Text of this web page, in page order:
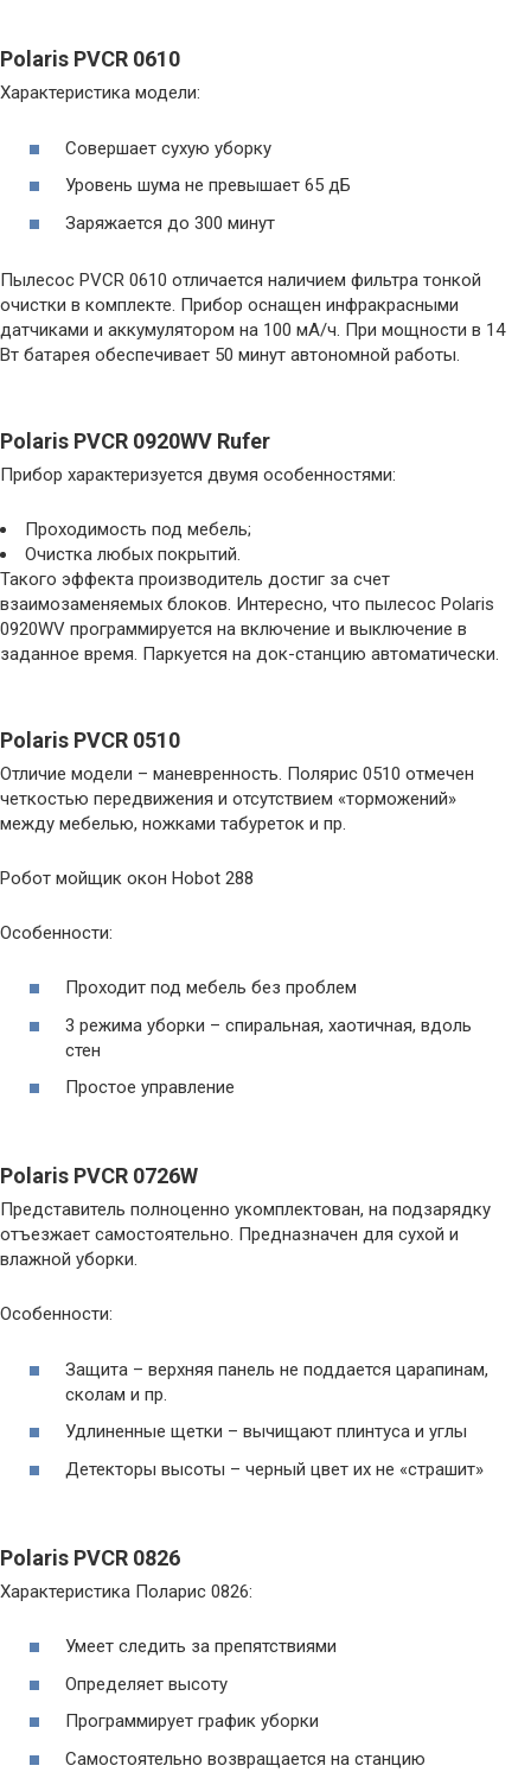
Polaris PVCR 0610
Характеристика модели:
Совершает сухую уборку
Уровень шума не превышает 65 дБ
Заряжается до 300 минут
Пылесос PVCR 0610 отличается наличием фильтра тонкой
очистки в комплекте. Прибор оснащен инфракрасными
датчиками и аккумулятором на 100 мА/ч. При мощности в 14
Вт батарея обеспечивает 50 минут автономной работы.
Polaris PVCR 0920WV Rufer
Прибор характеризуется двумя особенностями:
Проходимость под мебель;
Очистка любых покрытий.
Такого эффекта производитель достиг за счет
взаимозаменяемых блоков. Интересно, что пылесос Polaris
0920WV программируется на включение и выключение в
заданное время. Паркуется на док-станцию автоматически.
Polaris PVCR 0510
Отличие модели – маневренность. Полярис 0510 отмечен
четкостью передвижения и отсутствием «торможений»
между мебелью, ножками табуреток и пр.
Робот мойщик окон Hobot 288
Особенности:
Проходит под мебель без проблем
3 режима уборки – спиральная, хаотичная, вдоль
стен
Простое управление
Polaris PVCR 0726W
Представитель полноценно укомплектован, на подзарядку
отъезжает самостоятельно. Предназначен для сухой и
влажной уборки.
Особенности:
Защита – верхняя панель не поддается царапинам,
сколам и пр.
Удлиненные щетки – вычищают плинтуса и углы
Детекторы высоты – черный цвет их не «страшит»
Polaris PVCR 0826
Характеристика Поларис 0826:
Умеет следить за препятствиями
Определяет высоту
Программирует график уборки
Самостоятельно возвращается на станцию